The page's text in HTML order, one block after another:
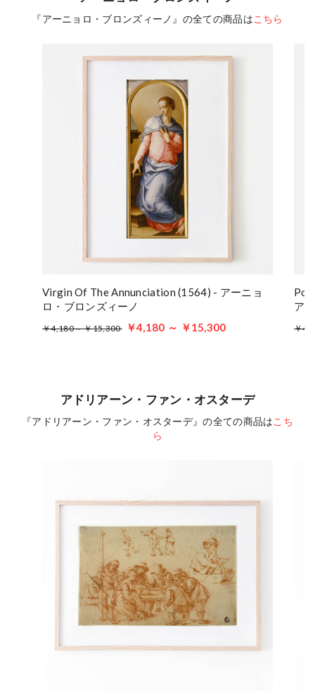
『アーニョロ・ブロンズィーノ』の全ての商品はこちら
Virgin Of The Annunciation (1564) - アーニョ
ロ・ブロンズィーノ
￥4,180～ ￥15,300 ￥4,180 ～ ￥15,300
ア
￥
アドリアーン・ファン・オスターデ
『アドリアーン・ファン・オスターデ』の全ての商品はこち
ら